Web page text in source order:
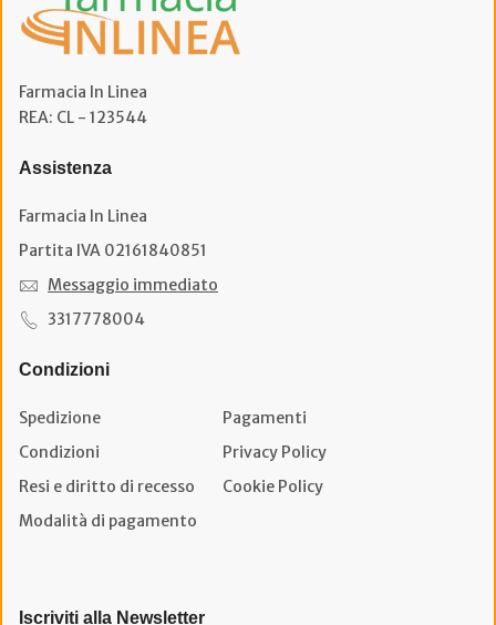
Farmacia In Linea
REA: CL - 123544
Assistenza
Farmacia In Linea
Partita IVA 02161840851
Messaggio immediato
3317778004
Condizioni
Spedizione
Pagamenti
Condizioni
Privacy Policy
Resi e diritto di recesso
Cookie Policy
Modalità di pagamento
Iscriviti alla Newsletter